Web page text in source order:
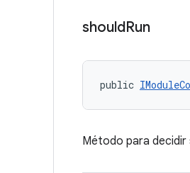
shouldRun
public
Método para decidir